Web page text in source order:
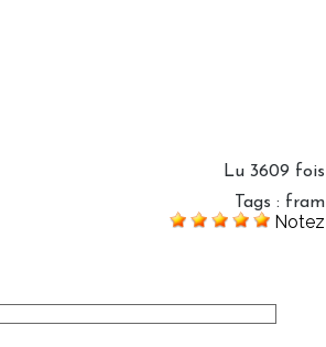
Lu 3609 fois
Tags : fram
Notez